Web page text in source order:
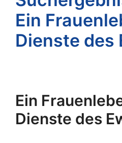
Ein
Dienste des
Ein
Dienste des